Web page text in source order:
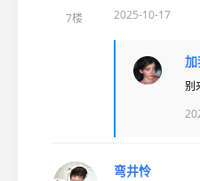
7楼 2025-10-17
别
弯井怜